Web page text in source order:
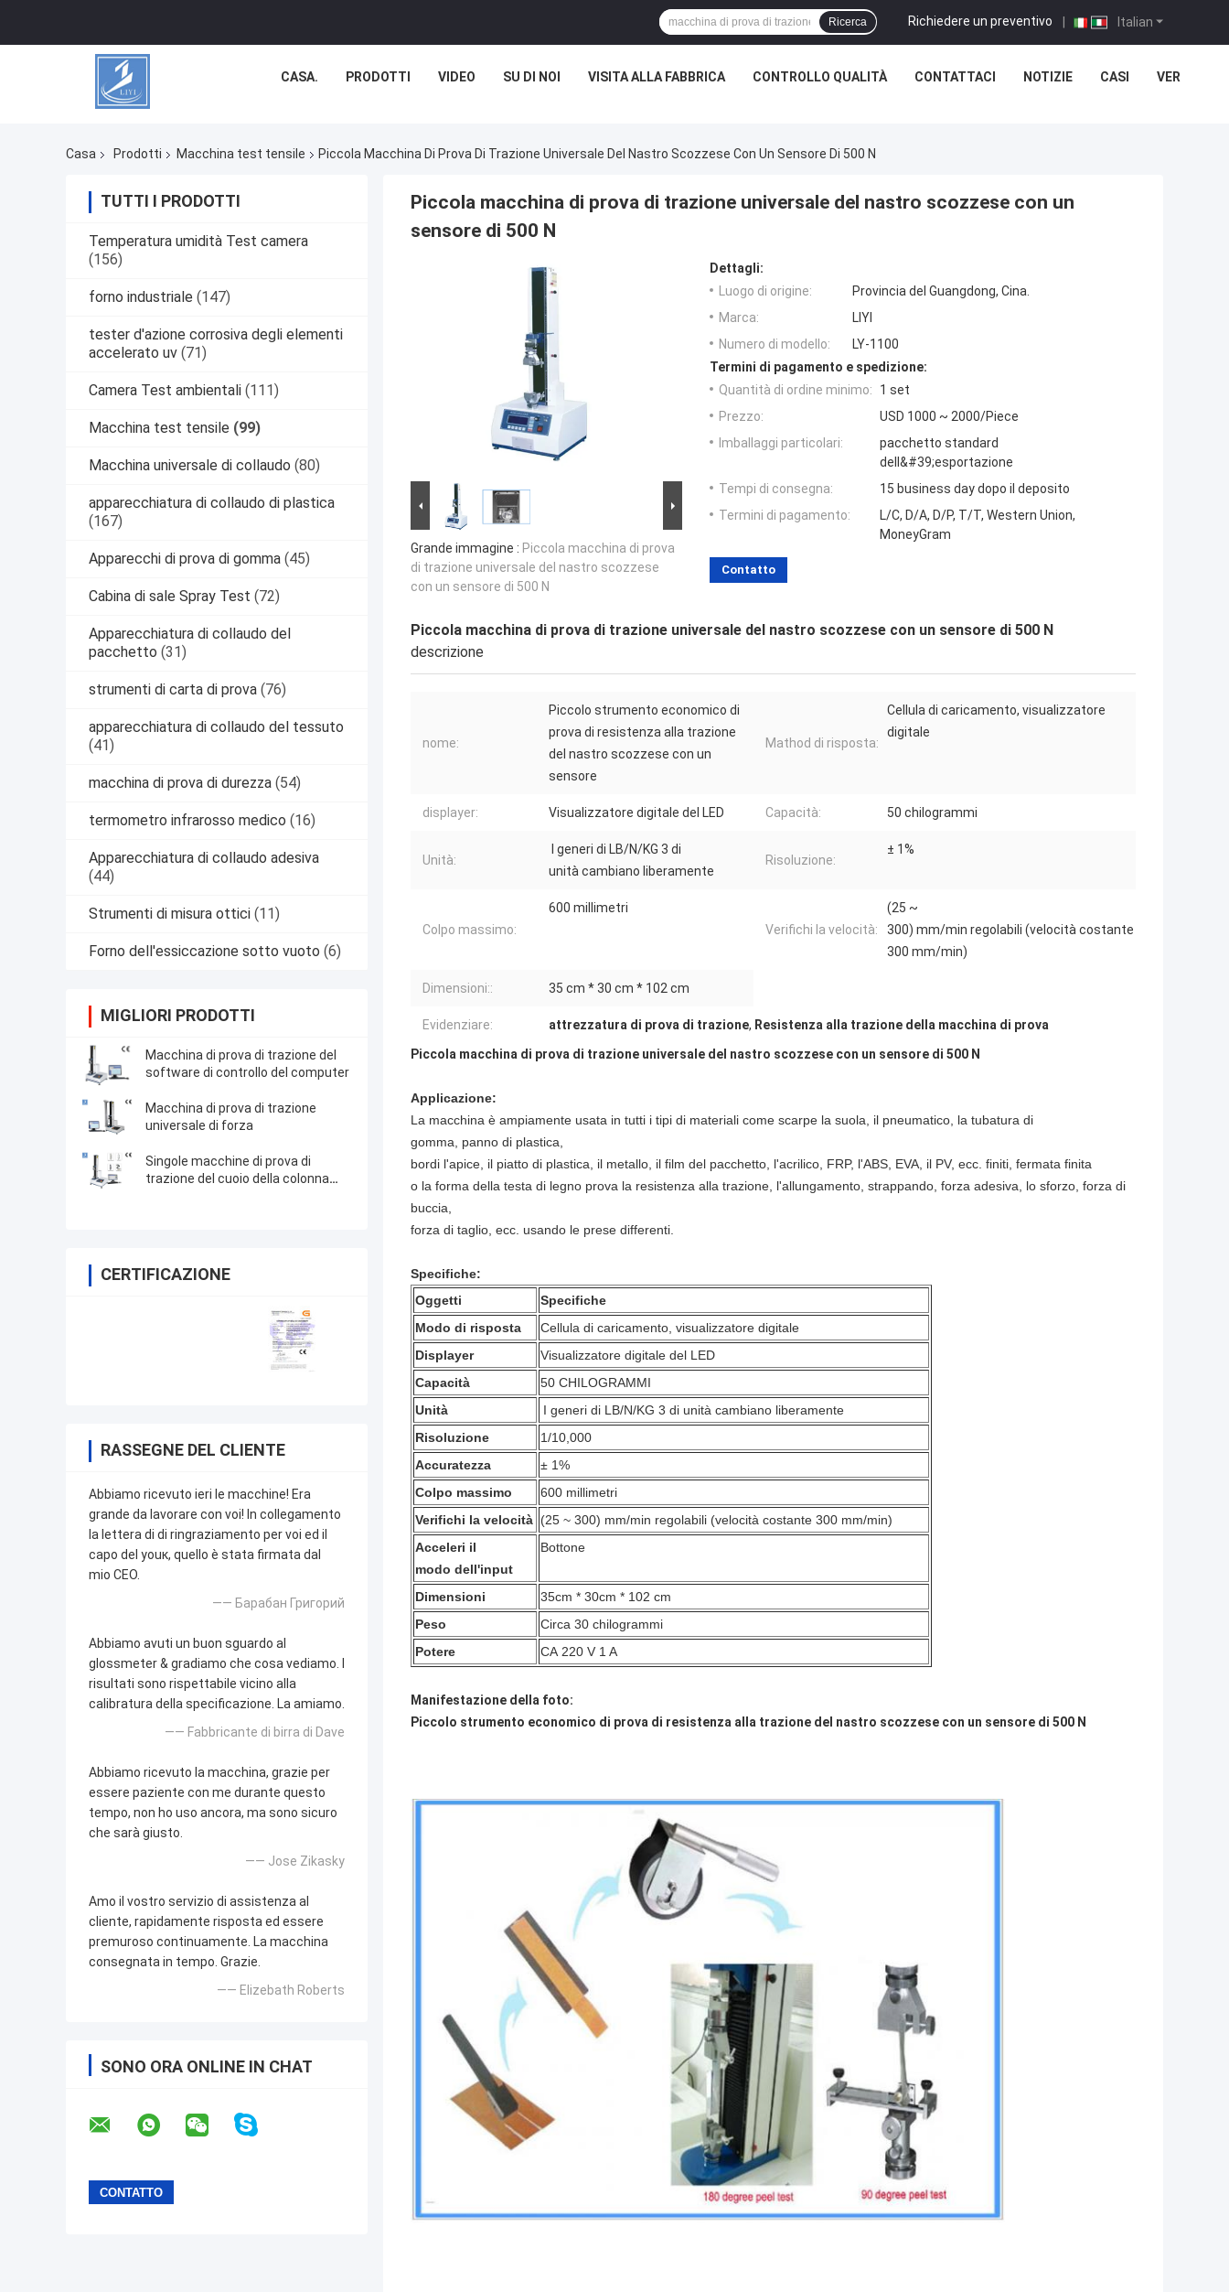
Italian
Richiedere un preventivo |
Ricerca
CASA. PRODOTTI VIDEO SU DI NOI VISITA ALLA FABBRICA CONTROLLO QUALITÀ CONTATTACI NOTIZIE CASI VER
Casa Prodotti Macchina test tensile Piccola Macchina Di Prova Di Trazione Universale Del Nastro Scozzese Con Un Sensore Di 500 N
TUTTI I PRODOTTI
Temperatura umidità Test camera
(156)
forno industriale (147)
tester d'azione corrosiva degli elementi
accelerato uv (71)
Camera Test ambientali (111)
Macchina test tensile (99)
Macchina universale di collaudo (80)
apparecchiatura di collaudo di plastica
(167)
Apparecchi di prova di gomma (45)
Cabina di sale Spray Test (72)
Apparecchiatura di collaudo del
pacchetto (31)
strumenti di carta di prova (76)
apparecchiatura di collaudo del tessuto
(41)
macchina di prova di durezza (54)
termometro infrarosso medico (16)
Apparecchiatura di collaudo adesiva
(44)
Strumenti di misura ottici (11)
Forno dell'essiccazione sotto vuoto (6)
MIGLIORI PRODOTTI
Macchina di prova di trazione del
software di controllo del computer
Macchina di prova di trazione
universale di forza
Singole macchine di prova di
trazione del cuoio della colonna
CERTIFICAZIONE
RASSEGNE DEL CLIENTE
Abbiamo ricevuto ieri le macchine! Era
grande da lavorare con voi! In collegamento
la lettera di di ringraziamento per voi ed il
capo del youк, quello è stata firmata dal
mio CEO.
—— Барабан Григорий
Abbiamo avuti un buon sguardo al
glossmeter & gradiamo che cosa vediamo. I
risultati sono rispettabile vicino alla
calibratura della specificazione. La amiamo.
—— Fabbricante di birra di Dave
Abbiamo ricevuto la macchina, grazie per
essere paziente con me durante questo
tempo, non ho uso ancora, ma sono sicuro
che sarà giusto.
—— Jose Zikasky
Amo il vostro servizio di assistenza al
cliente, rapidamente risposta ed essere
premuroso continuamente. La macchina
consegnata in tempo. Grazie.
—— Elizebath Roberts
SONO ORA ONLINE IN CHAT
Piccola macchina di prova di trazione universale del nastro scozzese con un
sensore di 500 N
Grande immagine : Piccola macchina di prova
di trazione universale del nastro scozzese
con un sensore di 500 N
Dettagli:
Luogo di origine:
Provincia del Guangdong, Cina.
Marca:
LIYI
Numero di modello:
LY-1100
Termini di pagamento e spedizione:
Quantità di ordine minimo:
1 set
Prezzo:
USD 1000 ~ 2000/Piece
Imballaggi particolari:
pacchetto standard
dell&#39;esportazione
Tempi di consegna:
15 business day dopo il deposito
Termini di pagamento:
L/C, D/A, D/P, T/T, Western Union,
MoneyGram
Contatto
Piccola macchina di prova di trazione universale del nastro scozzese con un sensore di 500 N
descrizione
nome:
Piccolo strumento economico di
prova di resistenza alla trazione
del nastro scozzese con un
sensore
Mathod di risposta:
Cellula di caricamento, visualizzatore
digitale
displayer: Visualizzatore digitale del LED Capacità: 50 chilogrammi
Unità:
I generi di LB/N/KG 3 di
unità cambiano liberamente
Risoluzione:
± 1%
Colpo massimo:
600 millimetri
Verifichi la velocità:
(25 ~
300) mm/min regolabili (velocità costante
300 mm/min)
Dimensioni:: 35 cm * 30 cm * 102 cm
Evidenziare: attrezzatura di prova di trazione, Resistenza alla trazione della macchina di prova
Piccola macchina di prova di trazione universale del nastro scozzese con un sensore di 500 N
Applicazione:
La macchina è ampiamente usata in tutti i tipi di materiali come scarpe la suola, il pneumatico, la tubatura di
gomma, panno di plastica,
bordi l'apice, il piatto di plastica, il metallo, il film del pacchetto, l'acrilico, FRP, l'ABS, EVA, il PV, ecc. finiti, fermata finita
o la forma della testa di legno prova la resistenza alla trazione, l'allungamento, strappando, forza adesiva, lo sforzo, forza di
buccia,
forza di taglio, ecc. usando le prese differenti.
Specifiche:
Oggetti
Specifiche
Modo di risposta
Cellula di caricamento, visualizzatore digitale
Displayer
Visualizzatore digitale del LED
Capacità
50 CHILOGRAMMI
Unità
I generi di LB/N/KG 3 di unità cambiano liberamente
Risoluzione
1/10,000
Accuratezza
± 1%
Colpo massimo
600 millimetri
Verifichi la velocità (25 ~ 300) mm/min regolabili (velocità costante 300 mm/min)
Acceleri il
modo dell'input
Bottone
Dimensioni
35cm * 30cm * 102 cm
Peso
Circa 30 chilogrammi
Potere
CA 220 V 1 A
Manifestazione della foto:
Piccolo strumento economico di prova di resistenza alla trazione del nastro scozzese con un sensore di 500 N